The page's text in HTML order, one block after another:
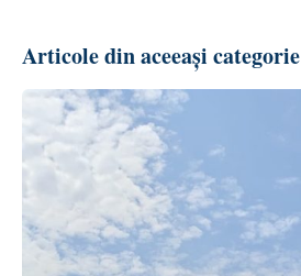
Articole din aceeași categorie